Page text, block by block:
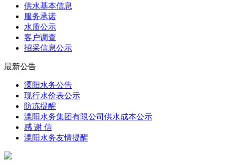
供水基本信息
服务承诺
水质公示
客户调查
招采信息公示
最新公告
溧阳水务公告
现行水价表公示
防冻提醒
溧阳水务集团有限公司供水成本公示
感 谢 信
溧阳水务友情提醒